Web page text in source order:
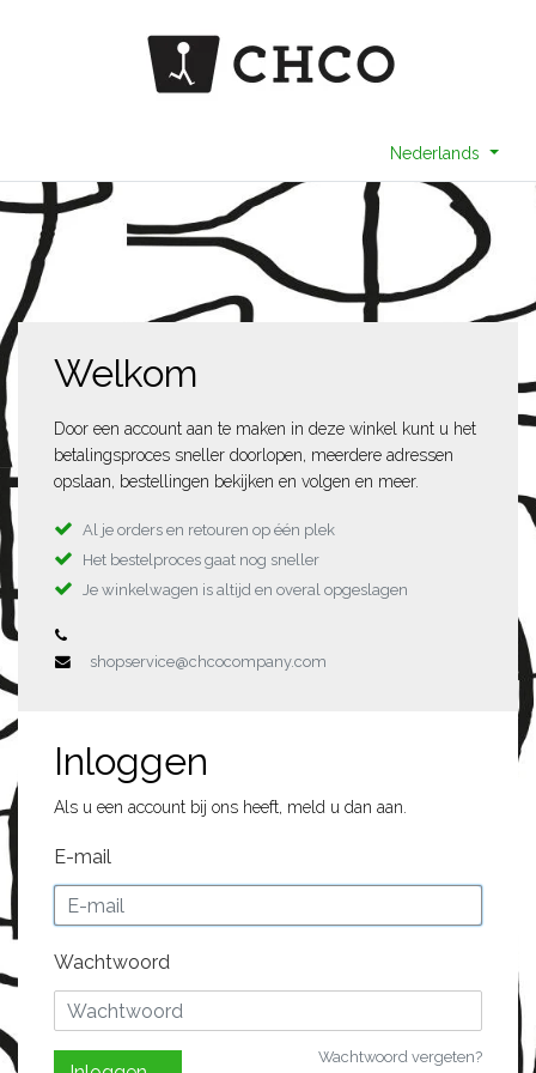
Nederlands
Welkom
Door een account aan te maken in deze winkel kunt u het
betalingsproces sneller doorlopen, meerdere adressen
opslaan, bestellingen bekijken en volgen en meer.
Al je orders en retouren op één plek
Het bestelproces gaat nog sneller
Je winkelwagen is altijd en overal opgeslagen
shopservice@chcocompany.com
Inloggen
Als u een account bij ons heeft, meld u dan aan.
E-mail
Wachtwoord
Wachtwoord vergeten?